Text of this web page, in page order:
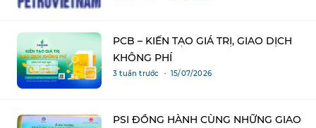
PCB – KIẾN TẠO GIÁ TRỊ, GIAO DỊCH
KHÔNG PHÍ
3 tuần trước ・ 15/07/2026
PSI ĐỒNG HÀNH CÙNG NHỮNG GIAO